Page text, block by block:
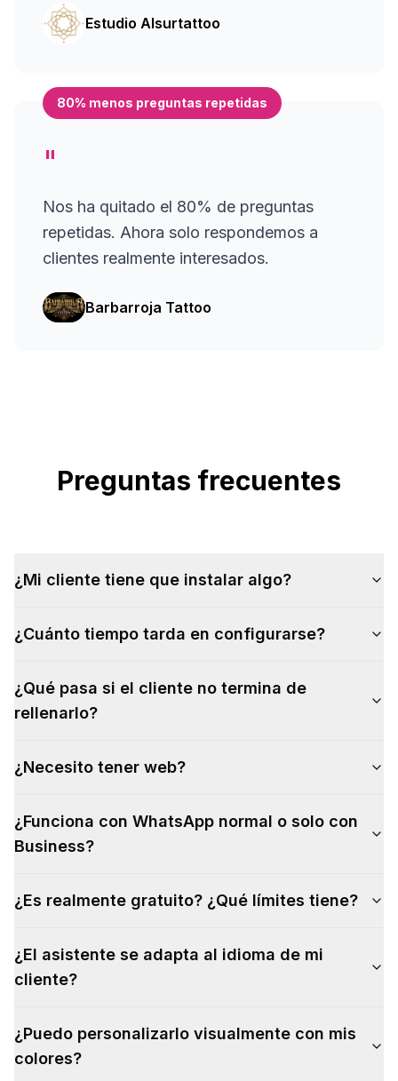
Estudio Alsurtattoo
80% menos preguntas repetidas
"
Nos ha quitado el 80% de preguntas
repetidas. Ahora solo respondemos a
clientes realmente interesados.
Barbarroja Tattoo
Preguntas frecuentes
¿Mi cliente tiene que instalar algo?
¿Cuánto tiempo tarda en configurarse?
¿Qué pasa si el cliente no termina de
rellenarlo?
¿Necesito tener web?
¿Funciona con WhatsApp normal o solo con
Business?
¿Es realmente gratuito? ¿Qué límites tiene?
¿El asistente se adapta al idioma de mi
cliente?
¿Puedo personalizarlo visualmente con mis
colores?